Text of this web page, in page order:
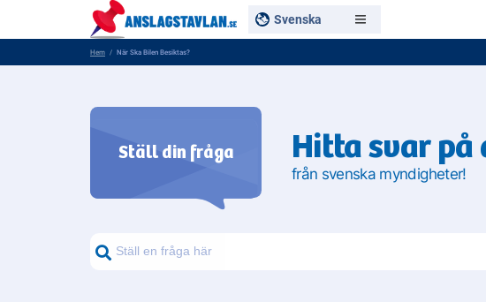
Svenska
Hem När Ska Bilen Besiktas?
Ställ din fråga Hitta svar på
från svenska myndigheter!
Sök
Sök frågor om myndigheter